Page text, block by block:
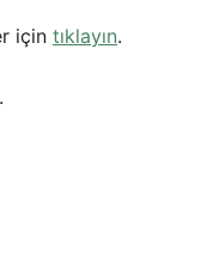
için tıklayın.
.